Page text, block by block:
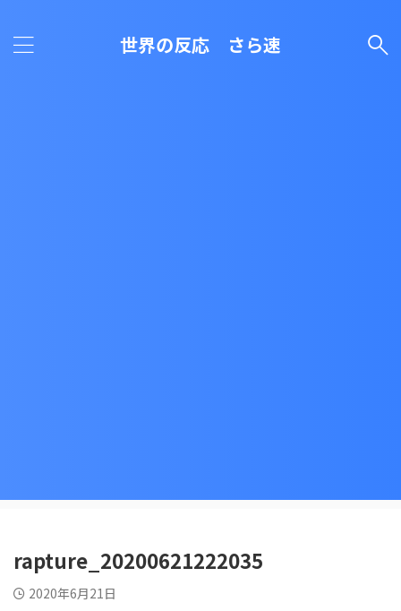
世界の反応 さら速
rapture_20200621222035
2020年6月21日